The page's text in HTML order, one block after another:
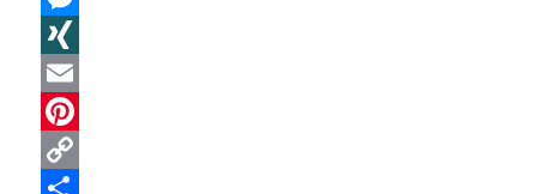
Messenger
XING
Email
Pinterest
Copy